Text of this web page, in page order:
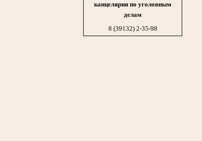
канцелярия по уголовным
делам
8 (39132) 2-35-98